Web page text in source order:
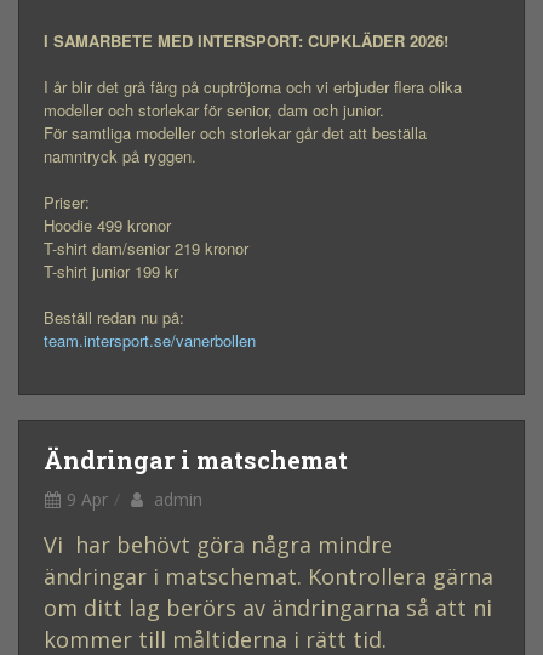
I SAMARBETE MED INTERSPORT: CUPKLÄDER 2026!
I år blir det grå färg på cuptröjorna och vi erbjuder flera olika
modeller och storlekar för senior, dam och junior.
För samtliga modeller och storlekar går det att beställa
namntryck på ryggen.
Priser:
Hoodie 499 kronor
T-shirt dam/senior 219 kronor
T-shirt junior 199 kr
Beställ redan nu på:
team.intersport.se/vanerbollen
Ändringar i matschemat
9 Apr admin
Vi har behövt göra några mindre
ändringar i matschemat. Kontrollera gärna
om ditt lag berörs av ändringarna så att ni
kommer till måltiderna i rätt tid.